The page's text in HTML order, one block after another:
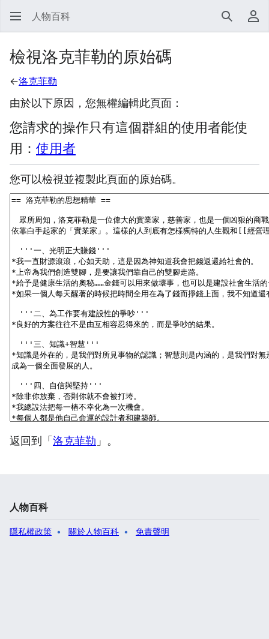
人物百科 搜尋 使
檢視洛克菲勒的原始碼
←洛克菲勒
由於以下原因，您無權編輯此頁面：
您請求的操作只有這個群組的使用者能使
用： 使用者
您可以檢視並複製此頁面的原始碼。
返回到「洛克菲勒 」。
人物百科
隱私權政策 關於人物百科 免責聲明